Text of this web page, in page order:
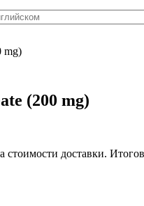
mg)
(200 mg)
стоимости доставки.